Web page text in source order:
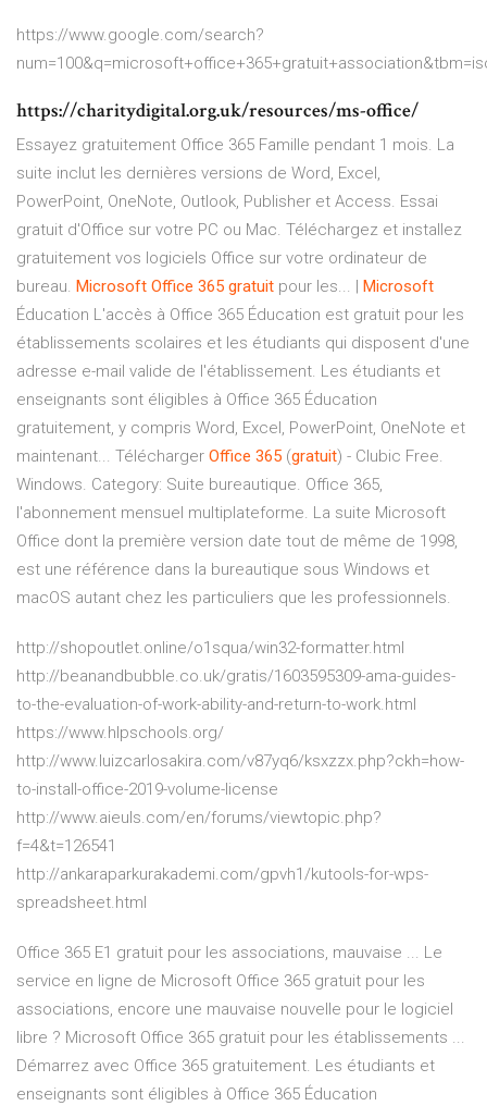
https://www.google.com/search?
https://charitydigital.org.uk/resources/ms-office/
Essayez gratuitement Office 365 Famille pendant 1 mois. La
suite inclut les dernières versions de Word, Excel,
PowerPoint, OneNote, Outlook, Publisher et Access. Essai
gratuit d'Office sur votre PC ou Mac. Téléchargez et installez
gratuitement vos logiciels Office sur votre ordinateur de
bureau. Microsoft Office 365 gratuit pour les... |
Microsoft
Éducation L'accès à Office 365 Éducation est gratuit pour les
établissements scolaires et les étudiants qui disposent d'une
adresse e-mail valide de l'établissement. Les étudiants et
enseignants sont éligibles à Office 365 Éducation
gratuitement, y compris Word, Excel, PowerPoint, OneNote et
maintenant... Télécharger Office 365 (gratuit) - Clubic Free.
Windows. Category: Suite bureautique. Office 365,
l'abonnement mensuel multiplateforme. La suite Microsoft
Office dont la première version date tout de même de 1998,
est une référence dans la bureautique sous Windows et
macOS autant chez les particuliers que les professionnels.
http://shopoutlet.online/o1squa/win32-formatter.html
http://beanandbubble.co.uk/gratis/1603595309-ama-guides-
to-the-evaluation-of-work-ability-and-return-to-work.html
https://www.hlpschools.org/
http://www.luizcarlosakira.com/v87yq6/ksxzzx.php?ckh=how-
to-install-office-2019-volume-license
http://www.aieuls.com/en/forums/viewtopic.php?
f=4&t=126541
http://ankaraparkurakademi.com/gpvh1/kutools-for-wps-
spreadsheet.html
Office 365 E1 gratuit pour les associations, mauvaise ... Le
service en ligne de Microsoft Office 365 gratuit pour les
associations, encore une mauvaise nouvelle pour le logiciel
libre ? Microsoft Office 365 gratuit pour les établissements ...
Démarrez avec Office 365 gratuitement. Les étudiants et
enseignants sont éligibles à Office 365 Éducation